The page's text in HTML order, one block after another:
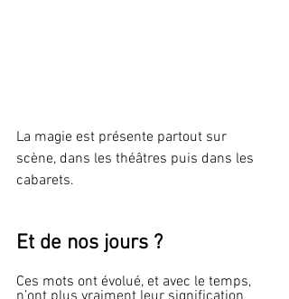
La magie est présente partout sur
scène, dans les théâtres puis dans les
cabarets.
Et de nos jours ?
Ces mots ont évolué, et avec le temps,